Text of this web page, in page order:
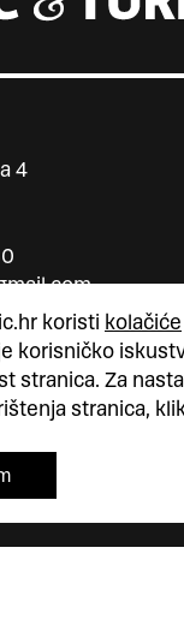
koristi kolačiće
korisničko
stranica. Za
stranica,
4